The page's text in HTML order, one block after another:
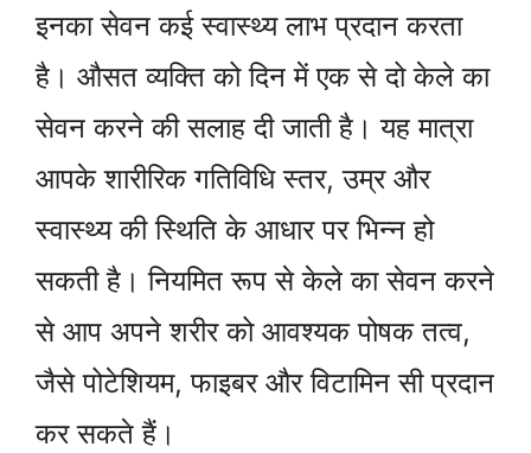
इनका सेवन कई स्वास्थ्य लाभ प्रदान करता
है। औसत व्यक्ति को दिन में एक से दो केले का
सेवन करने की सलाह दी जाती है। यह मात्रा
आपके शारीरिक गतिविधि स्तर, उम्र और
स्वास्थ्य की स्थिति के आधार पर भिन्न हो
सकती है। नियमित रूप से केले का सेवन करने
से आप अपने शरीर को आवश्यक पोषक तत्व,
जैसे पोटेशियम, फाइबर और विटामिन सी प्रदान
कर सकते हैं।